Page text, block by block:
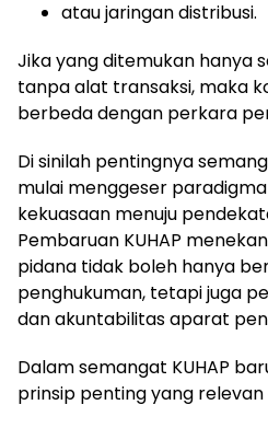
atau jaringan distribusi.
Jika yang ditemukan hanya
tanpa alat transaksi, maka
berbeda dengan perkara
Di sinilah pentingnya
mulai menggeser
kekuasaan menuju
Pembaruan KUHAP
pidana tidak boleh hanya
penghukuman, tetapi juga
dan akuntabilitas aparat
Dalam semangat KUHAP
prinsip penting yang relevan